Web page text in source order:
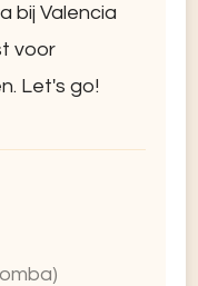
bij Valencia
voor
Let's go!